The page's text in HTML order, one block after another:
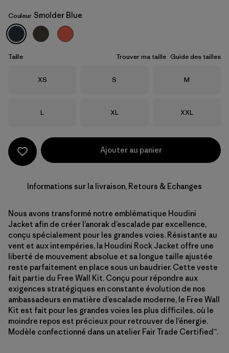
Smolder Blue
Couleur Smolder Blue
Taille Trouver ma taille Guide des tailles
Taille
XS Taille
S Taille
M
Taille
L Taille
XL Taille
XXL
Ajouter au panier
Informations sur la livraison, Retours & Echanges
Nous avons transformé notre emblématique Houdini
Jacket afin de créer l’anorak d’escalade par excellence,
conçu spécialement pour les grandes voies. Résistante au
vent et aux intempéries, la Houdini Rock Jacket offre une
liberté de mouvement absolue et sa longue taille ajustée
reste parfaitement en place sous un baudrier. Cette veste
fait partie du Free Wall Kit. Conçu pour répondre aux
exigences stratégiques en constante évolution de nos
ambassadeurs en matière d’escalade moderne, le Free Wall
Kit est fait pour les grandes voies les plus difficiles, où le
moindre repos est précieux pour retrouver de l’énergie.
Modèle confectionné dans un atelier Fair Trade Certified™.